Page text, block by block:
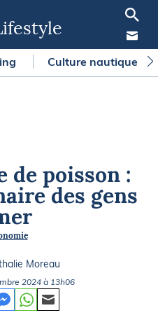
Culture nautique
de poisson :
des gens
Moreau
2024 à 13h06